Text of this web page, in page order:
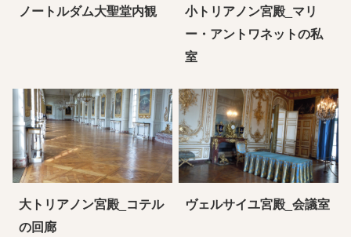
ノートルダム大聖堂内観
小トリアノン宮殿_マリ
ー・アントワネットの私
室
大トリアノン宮殿_コテル
の回廊
ヴェルサイユ宮殿_会議室